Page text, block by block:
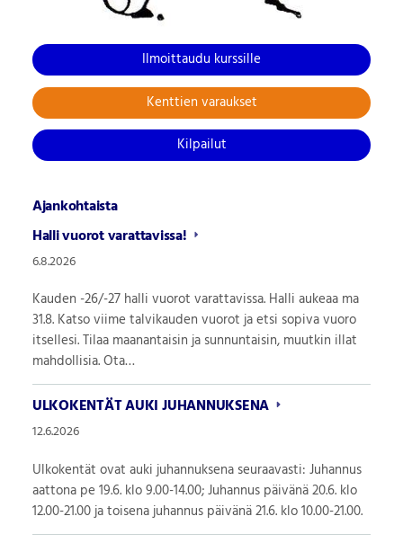
Ilmoittaudu kurssille
Kenttien varaukset
Kilpailut
Ajankohtaista
Halli vuorot varattavissa!
6.8.2026
Kauden -26/-27 halli vuorot varattavissa. Halli aukeaa ma
31.8. Katso viime talvikauden vuorot ja etsi sopiva vuoro
itsellesi. Tilaa maanantaisin ja sunnuntaisin, muutkin illat
mahdollisia. Ota…
ULKOKENTÄT AUKI JUHANNUKSENA
12.6.2026
Ulkokentät ovat auki juhannuksena seuraavasti: Juhannus
aattona pe 19.6. klo 9.00-14.00; Juhannus päivänä 20.6. klo
12.00-21.00 ja toisena juhannus päivänä 21.6. klo 10.00-21.00.